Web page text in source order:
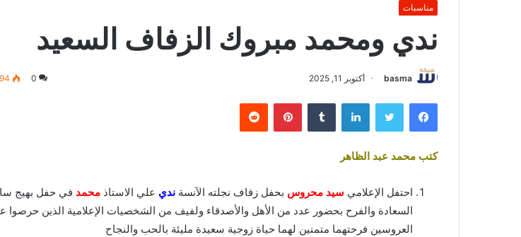
مناسبات
ندي ومحمد مبروك الزفاف السعيد
basma أكتوبر 11, 2025 0
فيسبوك تويتر لينكدإن بينتيريست
كتب محمد عبد الظاهر
احتفل الإعلامي سيد محروس بحفل زفاف نجلته الآنسة ندي علي الاستاذ محمد في حفل بهيج
السعادة والفرح بحضور عدد من الأهل والأصدقاء ولفيف من الشخصيات الإعلامية الذين حرصوا
العروسين فرحتهما متمنين لهما حياة زوجية سعيدة مليئة بالحب والنجاح